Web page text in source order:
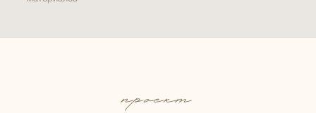
проект